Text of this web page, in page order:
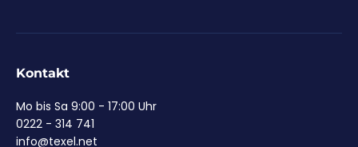
Kontakt
Mo bis Sa 9:00 - 17:00 Uhr
0222 - 314 741
info@texel.net